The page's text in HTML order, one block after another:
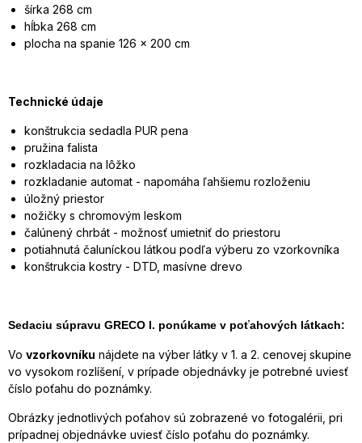
šírka 268 cm
hĺbka 268 cm
plocha na spanie 126 x 200 cm
Technické údaje
konštrukcia sedadla PUR pena
pružina falista
rozkladacia na lôžko
rozkladanie automat - napomáha ľahšiemu rozloženiu
úložný priestor
nožičky s chromovým leskom
čalúnený chrbát - možnosť umietniť do priestoru
potiahnutá čaluníckou látkou podľa výberu zo vzorkovníka
konštrukcia kostry - DTD, masívne drevo
Sedaciu súpravu GRECO I. ponúkame v poťahových látkach:
Vo vzorkovníku nájdete na výber látky v 1. a 2. cenovej skupine
vo vysokom rozlíšení, v prípade objednávky je potrebné uviesť
číslo poťahu do poznámky.
Obrázky jednotlivých poťahov sú zobrazené vo fotogalérii, pri
prípadnej objednávke uviesť číslo poťahu do poznámky.